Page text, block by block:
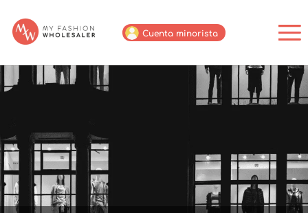
Cuenta minorista